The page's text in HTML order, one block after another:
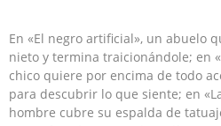
En «El negro artificial», un abuelo
nieto y termina traicionándole; en
chico quiere por encima de todo
para descubrir lo que siente; en
hombre cubre su espalda de